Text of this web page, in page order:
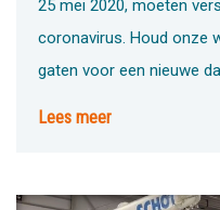
25 mei 2020, moeten
coronavirus. Houd onze
gaten voor een nieuwe
Lees meer